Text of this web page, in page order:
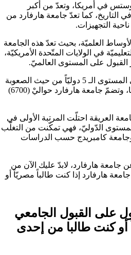
في أمريكا، وتعدّ من أكبر
التاريخ، كما تعدّ جامعة هارفارد من
التجهيزات.
العلميّة، بحيث تعدّ هذه الجامعة
في الولايات المتّحدة الأمريكيّة،
على المستوى العالميّ.
بحيث تمّ وضع هذه الجامعة في المستوى الـ 5 دوليّاً من حيث الصعوبة
في قبول الطلاّب على مقاعدها، وتضمّ جامعة هارفارد حواليْ (6700)
العريقة احتلّت المرتبة الأولى في
على المستوى الدّوليّ، فهي تمكّنت من التغلّب
كامبريدج حسب الدراسات
هارفارد، لابدّ عليك الآن من
هارفارد إذا كنت طالباً مصريّاً أو
على القبول الجامعي
أو كنت طالبا من إحدى